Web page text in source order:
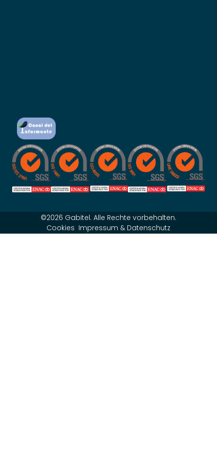
©2026 Gabitel. Alle Rechte vorbehalten.
Cookies Impressum & Datenschutz